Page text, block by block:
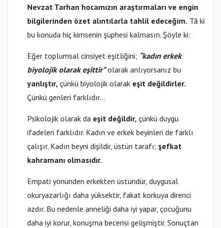
Nevzat Tarhan hocamızın araştırmaları ve engin
bilgilerinden özet alıntılarla tahlil edeceğim. Tâ ki
bu konuda hiç kimsenin şüphesi kalmasın. Şöyle ki:
Eğer toplumsal cinsiyet eşitliğini; “kadın erkek
biyolojik olarak eşittir”olarak anlıyorsanız bu
yanlıştır, çünkü biyolojik olarak eşit değildirler.
Çünkü genleri farklıdır...
Psikolojik olarak da eşit değildir, çünkü duygu
ifadeleri farklıdır. Kadın ve erkek beyinleri de farklı
çalışır. Kadın beyni dişildir, üstün tarafı; şefkat
kahramanı olmasıdır.
Empati yönünden erkekten üstündür, duygusal
okuryazarlığı daha yüksektir, fakat korkuya direnci
azdır. Bu nedenle anneliği daha iyi yapar, çocuğunu
daha iyi korur, konuşma becerisi gelişmiştir. Sonuçtan